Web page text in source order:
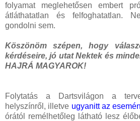
folyamat meglehetősen embert
átláthatatlan és felfoghatatlan.
gondolni sem.
Köszönöm szépen, hogy
kérdéseire, jó utat Nektek és
HAJRÁ MAGYAROK!
Folytatás a Dartsvilágon a
helyszínről, illetve ugyanitt az
órától remélhetőleg látható lesz